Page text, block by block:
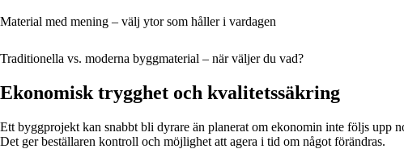
Material med mening – välj ytor som håller i vardagen
Traditionella vs. moderna byggmaterial – när väljer du vad?
Ekonomisk trygghet och kvalitetssäkring
Ett byggprojekt kan snabbt bli dyrare än planerat om ekonomin inte följs upp
Det ger beställaren kontroll och möjlighet att agera i tid om något förändras.